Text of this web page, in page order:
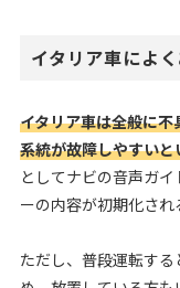
イタリア車によ
イタリア車は全般に
系統が故障しやすいと
としてナビの音声ガ
ーの内容が初期化され
ただし、普段運転す